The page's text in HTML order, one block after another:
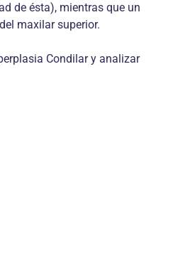
de ésta), mientras que un
maxilar superior.
Condilar y analizar